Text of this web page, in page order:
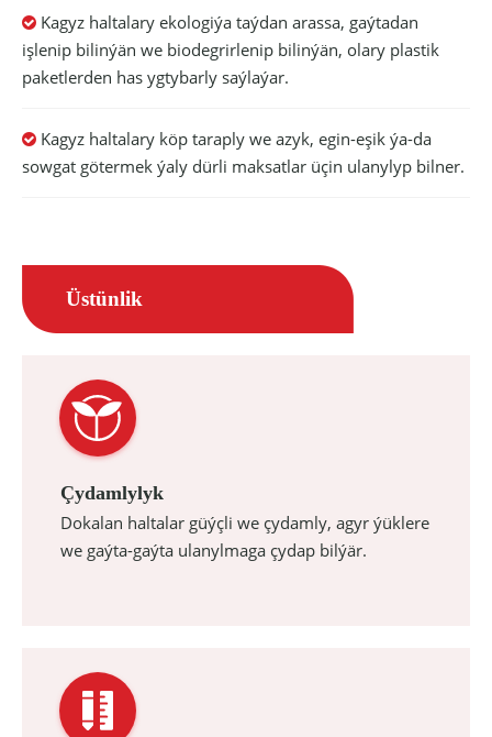
 Kagyz haltalary ekologiýa taýdan arassa, gaýtadan
işlenip bilinýän we biodegrirlenip bilinýän, olary plastik
paketlerden has ygtybarly saýlaýar.
 Kagyz haltalary köp taraply we azyk, egin-eşik ýa-da
sowgat götermek ýaly dürli maksatlar üçin ulanylyp bilner.
Üstünlik
Çydamlylyk
Dokalan haltalar güýçli we çydamly, agyr ýüklere
we gaýta-gaýta ulanylmaga çydap bilýär.